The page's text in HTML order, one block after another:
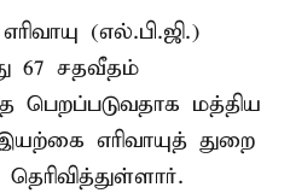
(எல்.பி.ஜி.)
67 சதவீதம்
பெறப்படுவதாக மத்திய
எரிவாயுத் துறை
தெரிவித்துள்ளார்.